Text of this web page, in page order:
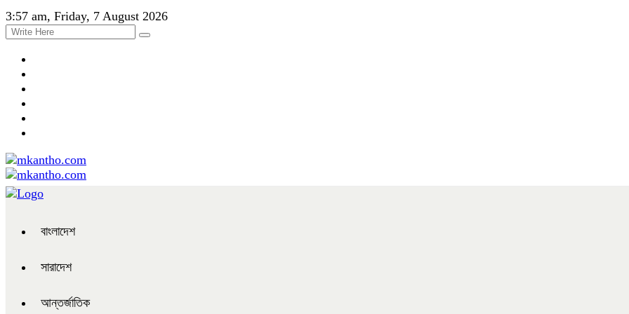
3:57 am, Friday, 7 August 2026
বাংলাদেশ
সারাদেশ
আন্তর্জাতিক